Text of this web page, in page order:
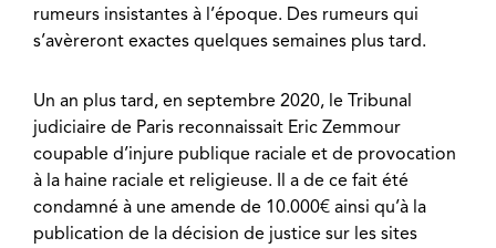
rumeurs insistantes à l’époque. Des rumeurs qui
s’avèreront exactes quelques semaines plus tard.
Un an plus tard, en septembre 2020, le Tribunal
judiciaire de Paris reconnaissait Eric Zemmour
coupable d’injure publique raciale et de provocation
à la haine raciale et religieuse. Il a de ce fait été
condamné à une amende de 10.000€ ainsi qu’à la
publication de la décision de justice sur les sites